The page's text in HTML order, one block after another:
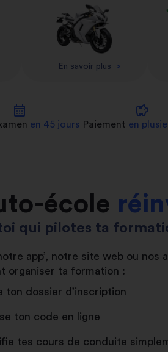
En savoir plus >
calendar_month
en 45 jours
savings
Paiement en
école
qui pilotes ta
app’, notre site web ou nos
organiser ta formation :
ton dossier d’inscription
ton code en ligne
tes cours de conduite